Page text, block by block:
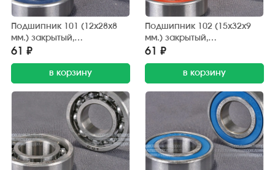
Подшипник 101 (12х28х8
мм.) закрытый,
обрезиненный (АПП)
61 ₽
в корзину
Подшипник 102 (15х32х9
мм.) закрытый,
обрезиненный (АПП)
61 ₽
в корзину